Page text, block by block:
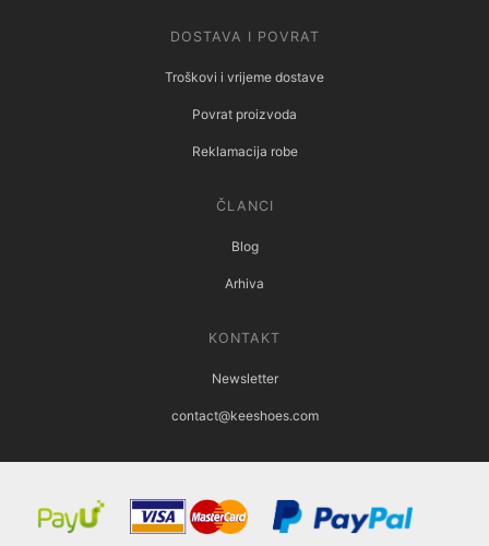
DOSTAVA I POVRAT
Troškovi i vrijeme dostave
Povrat proizvoda
Reklamacija robe
ČLANCI
Blog
Arhiva
KONTAKT
Newsletter
contact@keeshoes.com